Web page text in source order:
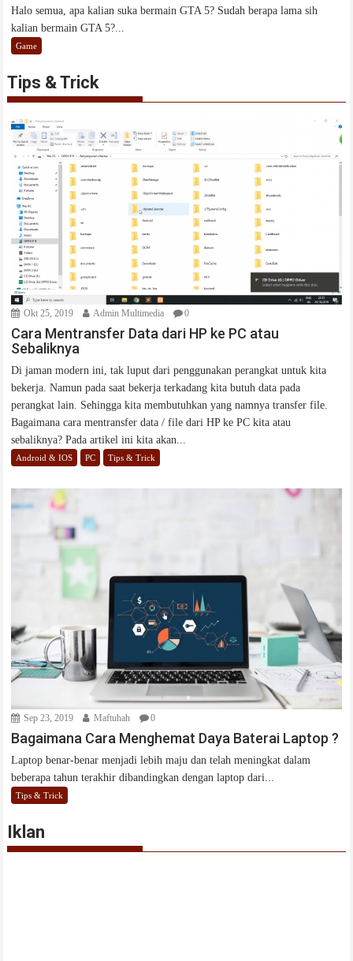
Halo semua, apa kalian suka bermain GTA 5? Sudah berapa lama sih
kalian bermain GTA 5?...
Game
Tips & Trick
Okt 25, 2019 Admin Multimedia 0
Cara Mentransfer Data dari HP ke PC atau
Sebaliknya
Di jaman modern ini, tak luput dari penggunakan perangkat untuk kita
bekerja. Namun pada saat bekerja terkadang kita butuh data pada
perangkat lain. Sehingga kita membutuhkan yang namnya transfer file.
Bagaimana cara mentransfer data / file dari HP ke PC kita atau
sebaliknya? Pada artikel ini kita akan...
Android & IOS PC Tips & Trick
Sep 23, 2019 Maftuhah 0
Bagaimana Cara Menghemat Daya Baterai Laptop ?
Laptop benar-benar menjadi lebih maju dan telah meningkat dalam
beberapa tahun terakhir dibandingkan dengan laptop dari...
Tips & Trick
Iklan